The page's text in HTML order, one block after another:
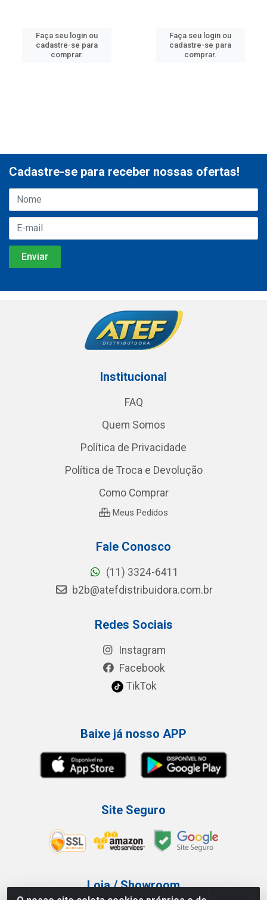
Faça seu login ou
cadastre-se para
comprar.
Faça seu login ou
cadastre-se para
comprar.
Cadastre-se para receber nossas ofertas!
Institucional
FAQ
Quem Somos
Política de Privacidade
Política de Troca e Devolução
Como Comprar
Meus Pedidos
Fale Conosco
(11) 3324-6411
b2b@atefdistribuidora.com.br
Redes Sociais
Instagram
Facebook
TikTok
Baixe já nosso APP
Site Seguro
Loja / Showroom